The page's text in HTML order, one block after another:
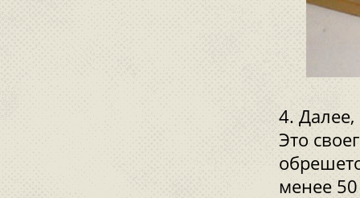
Далее,
Это
менее 50